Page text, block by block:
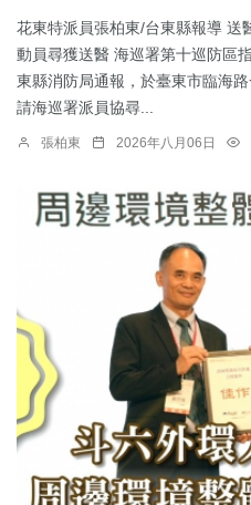
花東特派員張柏東/台東縣報導 送
動員尋獲送醫 海巡署第十巡防區
東縣消防局通報，於臺東市臨海
請海巡署派員協尋...
張柏東 2026年八月06日